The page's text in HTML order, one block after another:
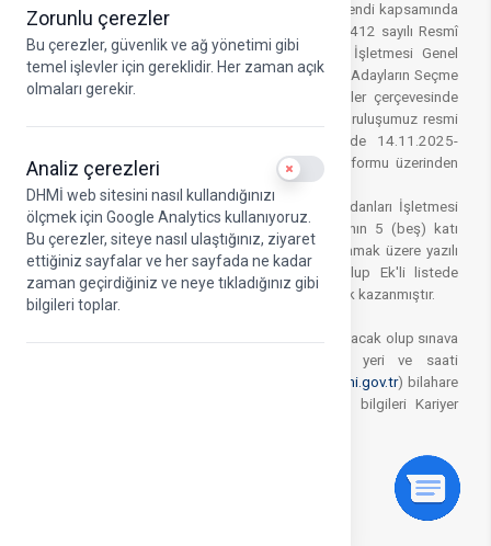
Zorunlu çerezler
Bu çerezler, güvenlik ve ağ yönetimi gibi
temel işlevler için gereklidir. Her zaman açık
olmaları gerekir.
Analiz çerezleri Use setting
DHMİ web sitesini nasıl kullandığınızı
ölçmek için Google Analytics kullanıyoruz.
Bu çerezler, siteye nasıl ulaştığınız, ziyaret
ettiğiniz sayfalar ve her sayfada ne kadar
zaman geçirdiğiniz ve neye tıkladığınız gibi
bilgileri toplar.
399 Sayılı Kanun Hükmünde Kararnamenin 3/c Bendi kapsamında
istihdam edilmek üzere, 27.12.2023 tarih ve 32412 sayılı Resmî
Gazete'de yayımlanan Devlet Hava Meydanları İşletmesi Genel
Müdürlüğü ARFF Memuru Pozisyonuna Atanacak Adayların Seçme
Sınavlarına İlişkin Yönetmelikte belirtilen hükümler çerçevesinde
giriş sınavları yapılacağı 13.11.2025 tarihinde Kuruluşumuz resmi
internet sayfasında duyurulmuştu. Bu çerçevede 14.11.2025-
21.11.2025 tarihleri arasında Kariyer Kapısı Platformu üzerinden
yapılan başvurular incelenmiştir.
13.11.2025 tarihli ilanımızda “Devlet Hava Meydanları İşletmesi
Genel Müdürlüğünce duyurulan pozisyon sayısının 5 (beş) katı
kadar aday KPSS P93 puanı en yüksekten başlamak üzere yazılı
sınava çağrılacaktır." denilmekte bulunmakta olup Ek'li listede
bilgileri bulunan 240 aday yazılı sınava girmeye hak kazanmıştır.
SINAVLARIN YAPILACAĞI YER VE DUYURU:
Sınava çağrılacak adaylara yazılı tebligat yapılmayacak olup sınava
katılacak adaylara ilişkin liste; sınav tarihi, yeri ve saati
www.dhmi.gov.tr) bilahare
duyurulacaktır. Ayrıca adaylar sınavlarına ilişkin bilgileri Kariyer